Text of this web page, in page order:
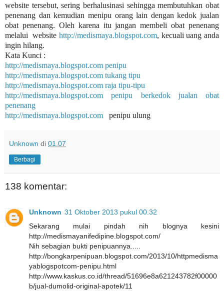
website tersebut, sering berhalusinasi sehingga membutuhkan obat
penenang dan kemudian menipu orang lain dengan kedok jualan
obat penenang. Oleh karena itu jangan membeli obat penenang
melalui website http://medismaya.blogspot.com, kecuali uang anda
ingin hilang.
Kata Kunci :
http://medismaya.blogspot.com penipu
http://medismaya.blogspot.com tukang tipu
http://medismaya.blogspot.com raja tipu-tipu
http://medismaya.blogspot.com penipu berkedok jualan obat
penenang
http://medismaya.blogspot.com
penipu ulung
Unknown di 01.07
Berbagi
138 komentar:
Unknown 31 Oktober 2013 pukul 00.32
Sekarang mulai pindah nih blognya kesini
http://medismayanifedipine.blogspot.com/
Nih sebagian bukti penipuannya.....
http://bongkarpenipuan.blogspot.com/2013/10/httpmedisma
yablogspotcom-penipu.html
http://www.kaskus.co.id/thread/51696e8a621243782f00000
b/jual-dumolid-original-apotek/11